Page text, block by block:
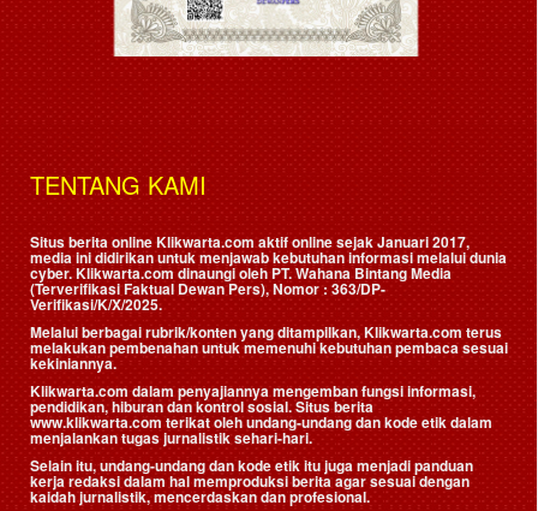
TENTANG KAMI
Situs berita online Klikwarta.com aktif online sejak Januari 2017,
media ini didirikan untuk menjawab kebutuhan informasi melalui dunia
cyber. Klikwarta.com dinaungi oleh PT. Wahana Bintang Media
(Terverifikasi Faktual Dewan Pers), Nomor : 363/DP-
Verifikasi/K/X/2025.
Melalui berbagai rubrik/konten yang ditampilkan, Klikwarta.com terus
melakukan pembenahan untuk memenuhi kebutuhan pembaca sesuai
kekiniannya.
Klikwarta.com dalam penyajiannya mengemban fungsi informasi,
pendidikan, hiburan dan kontrol sosial. Situs berita
www.klikwarta.com terikat oleh undang-undang dan kode etik dalam
menjalankan tugas jurnalistik sehari-hari.
Selain itu, undang-undang dan kode etik itu juga menjadi panduan
kerja redaksi dalam hal memproduksi berita agar sesuai dengan
kaidah jurnalistik, mencerdaskan dan profesional.